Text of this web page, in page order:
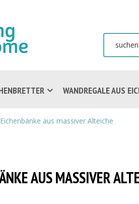
WANDREGALE AUS
Eichenbänke aus massiver Alteiche
AUS MASSIVER